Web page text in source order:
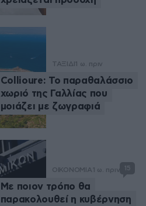
ΤΑΞΙΔΙ 1 ω. πριν
Collioure: Το παραθαλάσσιο
χωριό της Γαλλίας που
μοιάζει με ζωγραφιά
ΟΙΚΟΝΟΜΙΑ 1 ω. πριν 15
Με ποιον τρόπο θα
παρακολουθεί η κυβέρνηση